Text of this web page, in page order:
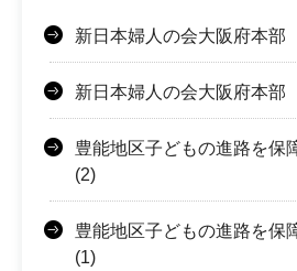
新日本婦人の会大阪府本
新日本婦人の会大阪府本
豊能地区子どもの進路を
(2)
豊能地区子どもの進路を
(1)